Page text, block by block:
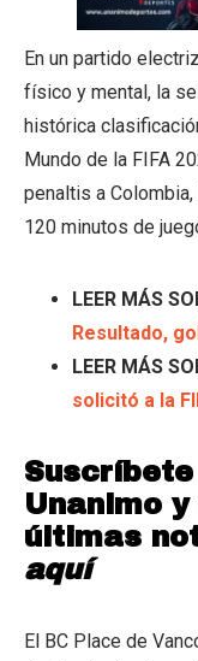
En un partido
físico y mental, la
histórica
Mundo de la FIFA
penaltis a
120 minutos de
LEER MÁS
Resultado,
LEER MÁS
solicitó a la
Unanimo
últimas
aquí
El BC Place de